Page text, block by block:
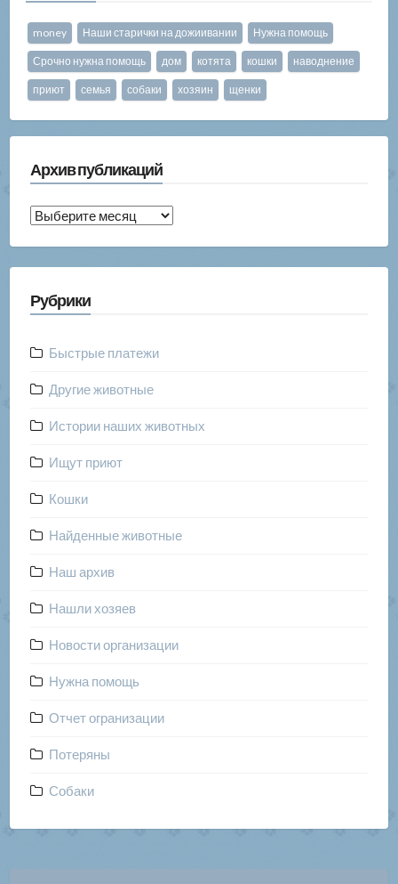
money Наши старички на дожиивании Нужна помощь
Срочно нужна помощь дом котята кошки наводнение
приют семья собаки хозяин щенки
Архив публикаций
Архив
Рубрики
Быстрые платежи
Другие животные
Истории наших животных
Ищут приют
Кошки
Найденные животные
Наш архив
Нашли хозяев
Новости организации
Нужна помощь
Отчет огранизации
Потеряны
Собаки